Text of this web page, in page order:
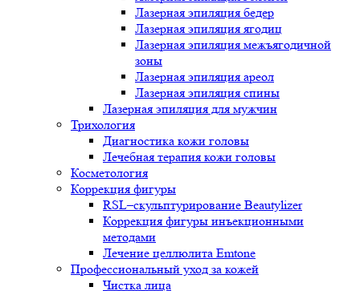
Лазерная эпиляция бедер
Лазерная эпиляция ягодиц
Лазерная эпиляция межъягодичной
зоны
Лазерная эпиляция ареол
Лазерная эпиляция спины
Лазерная эпиляция для мужчин
Трихология
Диагностика кожи головы
Лечебная терапия кожи головы
Косметология
Коррекция фигуры
RSL–скульптурирование Beautylizer
Коррекция фигуры инъекционными
методами
Лечение целлюлита Emtone
Профессиональный уход за кожей
Чистка лица